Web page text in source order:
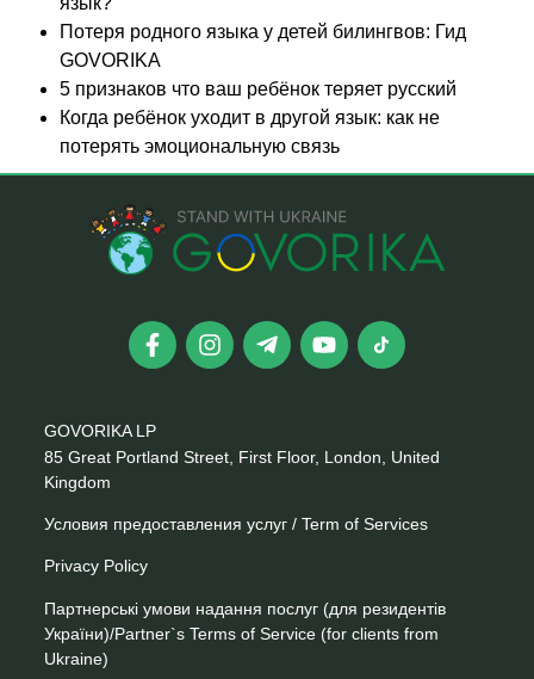
Потеря родного языка у детей билингвов: Гид
GOVORIKA
5 признаков что ваш ребёнок теряет русский
Когда ребёнок уходит в другой язык: как не
потерять эмоциональную связь
GOVORIKA LP
85 Great Portland Street, First Floor, London, United
Kingdom
Условия предоставления услуг / Term of Services
Privacy Policy
Партнерські умови надання послуг (для резидентів
України)/Partner`s Terms of Service (for clients from
Ukraine)